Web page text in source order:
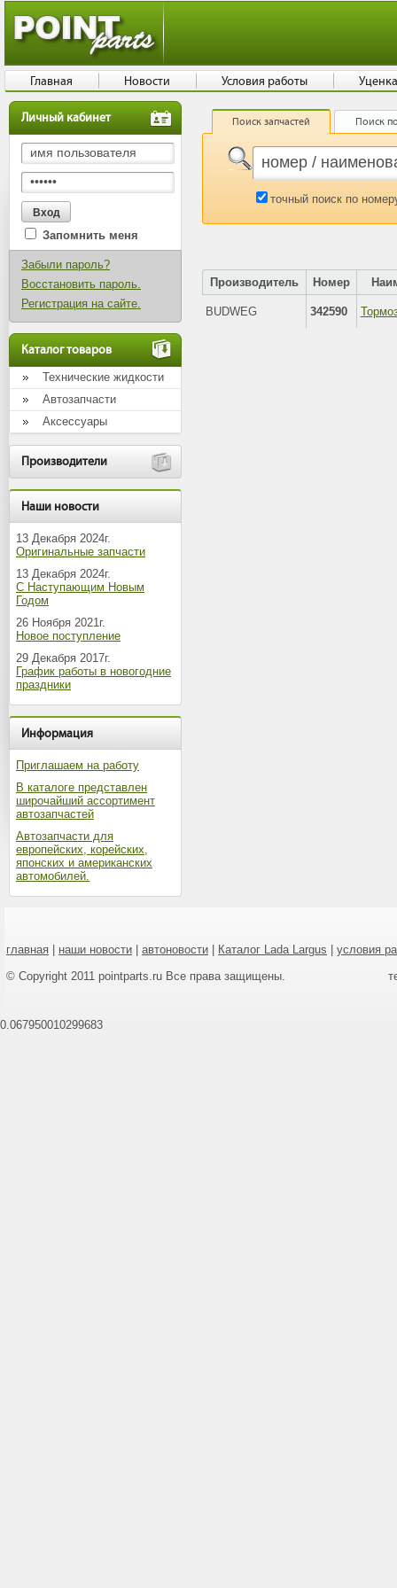
Личный кабинет
Запомнить меня
Забыли пароль?
Восстановить пароль.
Регистрация на сайте.
Каталог товаров
Технические жидкости
Автозапчасти
Аксессуары
Производители
Наши новости
13 Декабря 2024г.
Оригинальные запчасти
13 Декабря 2024г.
С Наступающим Новым
Годом
26 Ноября 2021г.
Новое поступление
29 Декабря 2017г.
График работы в новогодние
праздники
Информация
Приглашаем на работу
В каталоге представлен
широчайший ассортимент
автозапчастей
Автозапчасти для
европейских, корейских,
японских и американских
автомобилей.
Поиск запчастей Поиск
точный поиск по
Производитель Номер
BUDWEG 342590
главная наши новости автоновости Каталог Lada Largus
условия
© Copyright 2011 pointparts.ru Все права защищены.
Главная Новости Условия работы
0.067950010299683